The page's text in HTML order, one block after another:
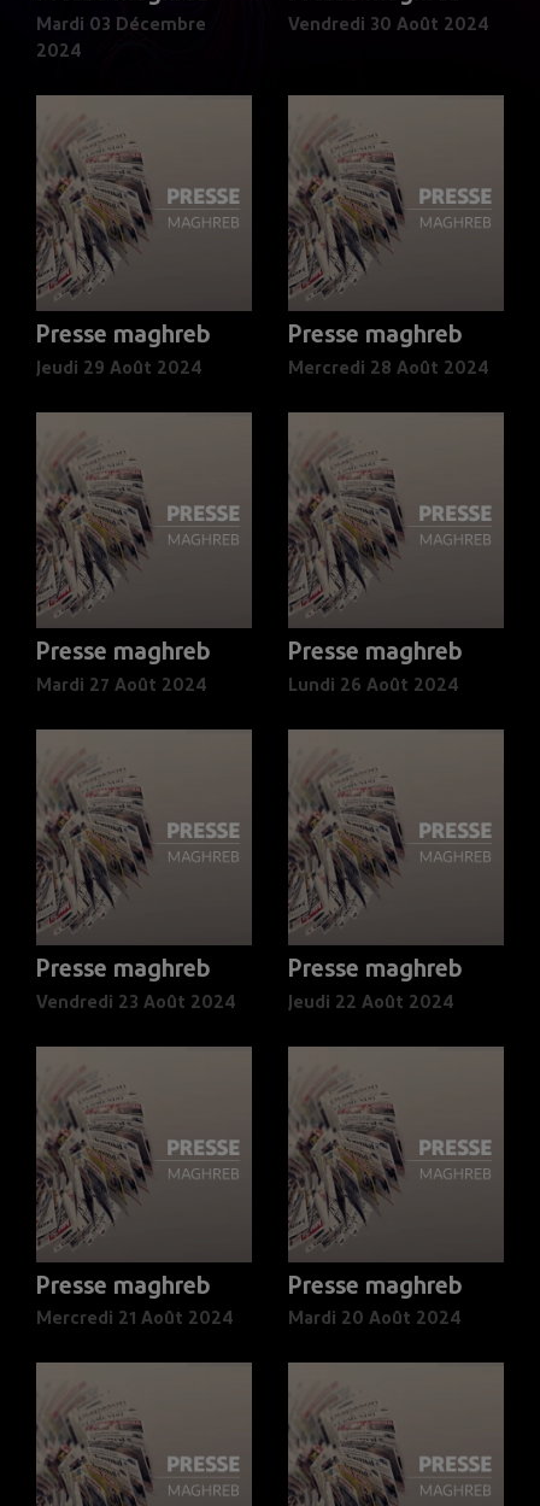
Mardi 03 Décembre
2024
Vendredi 30 Août 2024
Presse maghreb
Jeudi 29 Août 2024
Presse maghreb
Mercredi 28 Août 2024
Presse maghreb
Mardi 27 Août 2024
Presse maghreb
Lundi 26 Août 2024
Presse maghreb
Vendredi 23 Août 2024
Presse maghreb
Jeudi 22 Août 2024
Presse maghreb
Mercredi 21 Août 2024
Presse maghreb
Mardi 20 Août 2024